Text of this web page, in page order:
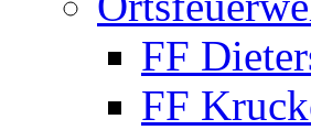
FF
FF